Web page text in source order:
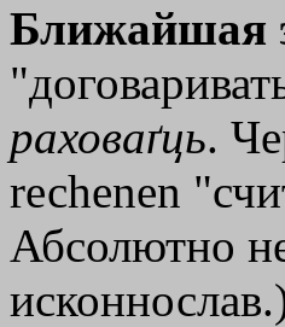
Ближайшая
раховаґць.
rесhеnеn
Абсолютно